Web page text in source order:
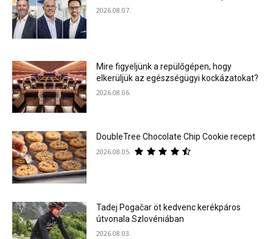
2026.08.07.
Mire figyeljünk a repülőgépen, hogy
elkerüljük az egészségügyi kockázatokat?
2026.08.06.
DoubleTree Chocolate Chip Cookie recept
2026.08.05.
Tadej Pogačar öt kedvenc kerékpáros
útvonala Szlovéniában
2026.08.03.